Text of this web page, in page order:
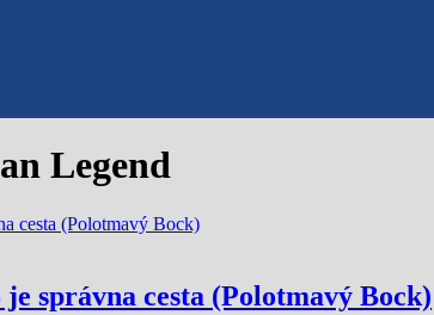
Legend
správna cesta (Polotmavý Bock)